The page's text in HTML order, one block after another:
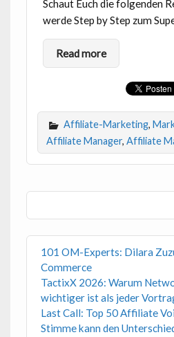
Schaut Euch die folgenden
werde Step by Step zum
Read more
Affiliate-Marketing,
Affiliate Manager, Affiliate
101 OM-Experts: Dilara
Commerce
TactixX 2026: Warum
wichtiger ist als jeder
Last Call: Top 50 Affiliate
Stimme kann den